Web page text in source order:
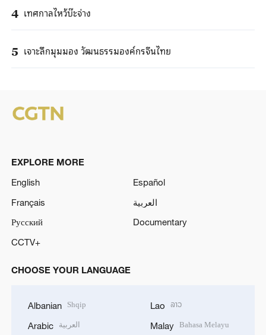
4 เทศกาลไหว้บ๊ะจ่าง
5 เจาะลึกมุมมอง วัฒนธรรมองค์กรจีนไทย
EXPLORE MORE
English
Español
Français
العربية
Русский
Documentary
CCTV+
CHOOSE YOUR LANGUAGE
Albanian Shqip
Arabic العربية
Lao ລາວ
Malay Bahasa Melayu